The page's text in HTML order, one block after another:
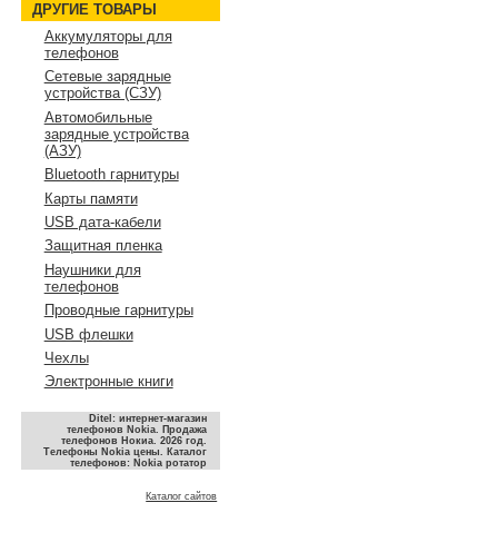
ДРУГИЕ ТОВАРЫ
Аккумуляторы для
телефонов
Сетевые зарядные
устройства (СЗУ)
Автомобильные
зарядные устройства
(АЗУ)
Bluetooth гарнитуры
Карты памяти
USB дата-кабели
Защитная пленка
Наушники для
телефонов
Проводные гарнитуры
USB флешки
Чехлы
Электронные книги
Ditel: интернет-магазин
телефонов Nokia. Продажа
телефонов Нокиа. 2026 год.
Телефоны Nokia цены. Каталог
телефонов: Nokia ротатор
Каталог сайтов